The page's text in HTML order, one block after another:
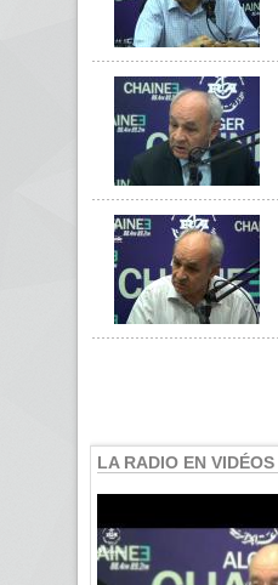
LA RADIO EN VIDÉOS